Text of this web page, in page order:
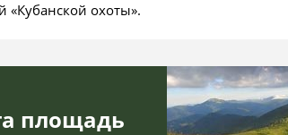
охоты».
площадь